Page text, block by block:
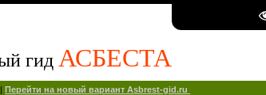
гид АСБЕСТА
|Перейти на новый вариант Asbrest-gid.ru